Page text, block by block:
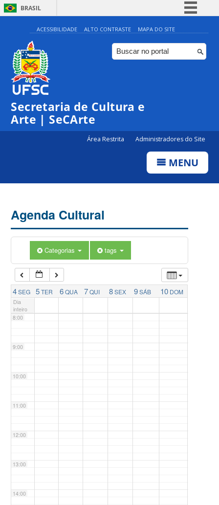
BRASIL
Simplifique!
Comunica BR
Participe
ACESSIBILIDADE ALTO CONTRASTE MAPA DO SITE
Secretaria de Cultura e
Arte | SeCArte
Área Restrita Administradores do Site
MENU
Agenda Cultural
Categorias tags
4SEG 5TER 6QUA 7QUI 8SEX 9SÁB 10 DOM
Dia
inteiro
0:00
1:00
5:00
7:00
8:00
9:00
10:00
11:00
12:00
13:00
14:00